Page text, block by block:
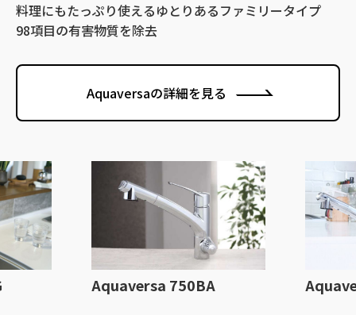
料理にもたっぷり使えるゆとりあるファミリータイプ
98項目の有害物質を除去
Aquaversaの詳細を見る
Aquaversa 750BB